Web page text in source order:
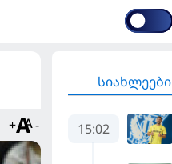
+ -
სიახლეები
15:02